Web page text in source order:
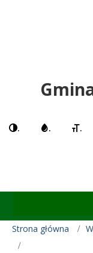
. . .
Strona główna